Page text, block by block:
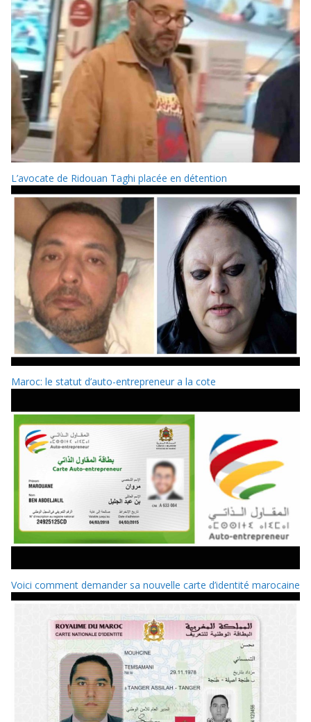
L’avocate de Ridouan Taghi placée en détention
Maroc: le statut d’auto-entrepreneur a la cote
Voici comment demander sa nouvelle carte d’identité marocaine